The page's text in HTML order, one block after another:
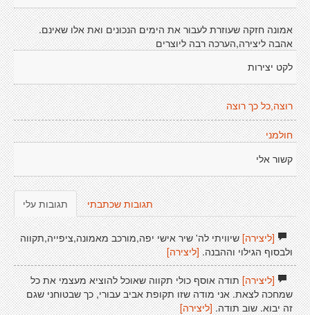
אמונה חזקה שעוזרת לעבור את הימים הנכונים ואת אלו שאינם.
אהבה ליצירה,הערכה רבה ליוצרים
לקט יצירות
רוצה,כל כך רוצה
חולמני
קשור אלי
תגובות עלי תגובות שכתבתי
[ליצירה]שיוויתי לה' שיר אישי יפה,מורכב מאמונה,ציפייה,תקווה
ולבסוף הגילוי וההבנה. [ליצירה]
[ליצירה]תודה אוסף כולי תקווה שאוכל להוציא מעצמי את כל
שמחכה לצאת. אני מודה שזו תקופת אביב עבורי, כך שבטוחני שגם
זה יבוא. שוב תודה. [ליצירה]